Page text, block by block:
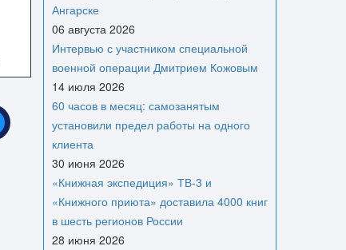
Ангарске
06 августа 2026
Интервью с участником специальной
военной операции Дмитрием Кожовым
14 июля 2026
60 часов в месяц: самозанятым
установили предел работы на одного
клиента
30 июня 2026
«Книжная экспедиция» ТВ-3 и
«Книжного приюта» доставила 4000 книг
в шесть регионов России
28 июня 2026